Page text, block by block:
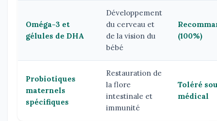
Oméga-3 et
gélules de DHA
Développement
du cerveau et
de la vision du
bébé
(100%)
Probiotiques
maternels
spécifiques
Restauration de
la flore
intestinale et
immunité
Toléré
médical